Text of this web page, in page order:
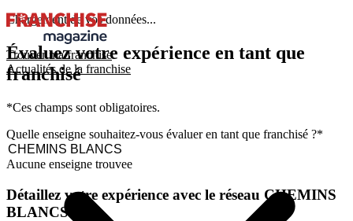
Trouver ma franchise
Actualités de la franchise
Chargement de vos données...
Évaluez votre expérience en tant que
franchisé
*Ces champs sont obligatoires.
Quelle enseigne souhaitez-vous évaluer en tant que franchisé ?*
Aucune enseigne trouvee
Détaillez votre expérience avec le réseau CHEMINS
BLANCS